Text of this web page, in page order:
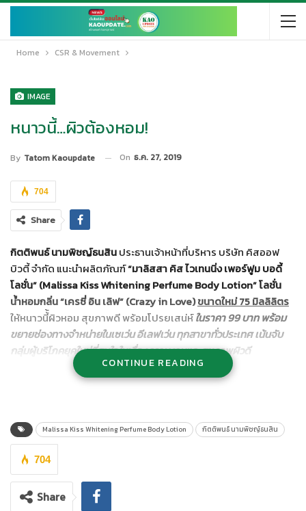
Home CSR & Movement
IMAGE
หนาวนี้…ผิวต้องหอม!
By Tatom Kaoupdate On ธ.ค. 27, 2019
704
Share
กิตติพนธ์นามพิชญ์ธนสินประธานเจ้าหน้าที่บริหาร บริษัท คิสออฟ
บิวตี้ จำกัด แนะนำผลิตภัณฑ์“มาลิสสา คิส ไวเทนนิ่ง เพอร์ฟูม บอดี้
โลชั่น” (Malissa Kiss Whitening Perfume Body Lotion” โลชั่น
น้ำหอมกลิ่น “เครซี่ อิน เลิฟ” (Crazy in Love)ขนาดใหม่75 มิลลิลิตร
ให้หนาวนี้้ผิวหอม สุขภาพดี พร้อมโปรยเสน่ห์ในราคา99 บาท พร้อม
ขยายช่องทางจำหน่ายในเซเว่น อีเลฟเว่น ทุกสาขาทั่วประเทศ เน้นจับ
กลุ่มผู้บริโภคยุคใหม่ที่สนใจในเรื่องความงามและสุขภาพผิวดี
CONTINUE READING
Malissa Kiss Whitening Perfume Body Lotion กิตติพนธ์ นามพิชญ์ธนสิน
704
Share